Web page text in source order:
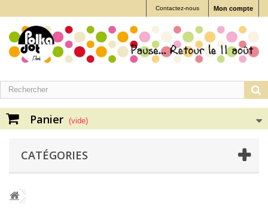
Mon compte
Contactez-nous
Panier (vide)
CATÉGORIES